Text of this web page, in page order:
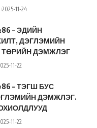
2025-11-24
– ЭДИЙН
ДЭГЛЭМИЙН
ТӨРИЙН ДЭМЖЛЭГ
11-22
– ТЭГШ БУС
ДЭМЖЛЭГ.
11-22